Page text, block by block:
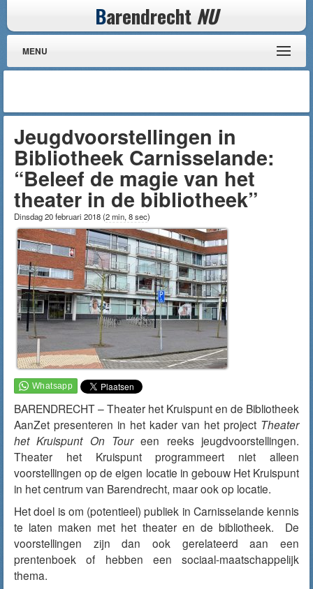
Barendrecht NU
MENU
Jeugdvoorstellingen in
Bibliotheek Carnisselande:
“Beleef de magie van het
theater in de bibliotheek”
Dinsdag 20 februari 2018(2 min, 8 sec)
BARENDRECHT – Theater het Kruispunt en de Bibliotheek
AanZet presenteren in het kader van het project Theater
het Kruispunt On Toureen reeks jeugdvoorstellingen.
Theater het Kruispunt programmeert niet alleen
voorstellingen op de eigen locatie in gebouw Het Kruispunt
in het centrum van Barendrecht, maar ook op locatie.
Het doel is om (potentieel) publiek in Carnisselande kennis
te laten maken met het theater en de bibliotheek. De
voorstellingen zijn dan ook gerelateerd aan een
prentenboek of hebben een sociaal-maatschappelijk
thema.